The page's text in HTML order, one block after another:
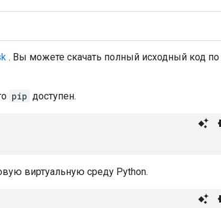
. Вы можете скачать полный исходный код по
pip доступен.
виртуальную среду Python.